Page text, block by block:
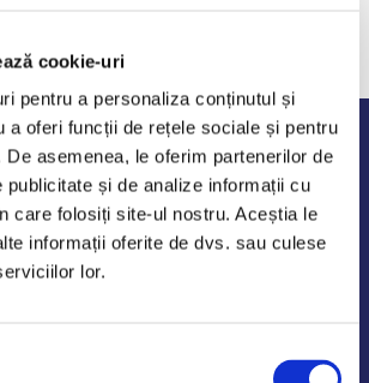
cookie-uri
pentru a personaliza conținutul și
a oferi funcții de rețele sociale și pentru
asemenea, le oferim partenerilor de
publicitate și de analize informații cu
care folosiți site-ul nostru. Aceștia le
informații oferite de dvs. sau culese
lor.
lucru
18:00
10:00-14:00